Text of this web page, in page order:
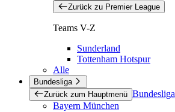
Zurück zu Premier League
Teams V-Z
Sunderland
Tottenham Hotspur
Alle
Bundesliga
Zurück zum Hauptmenü Bundesliga
Bayern München